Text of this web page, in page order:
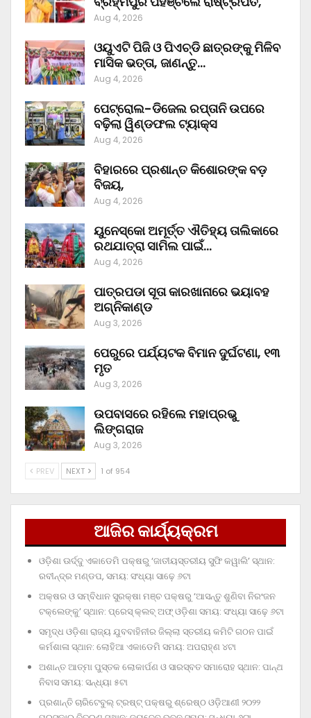
Aug 4, 2026
ଓୟୁଏଟି ପିଜି ଓ ପିଏଚ୍‌ଡି ଛାତ୍ରଙ୍କୁ ମିଳିବ
ମାସିକ ଭତ୍ତା, ଜାଣନ୍ତୁ…
Aug 4, 2026
ପେଟ୍ରୋଲ-ଡିଜେଲ ରପ୍ତାନି ଉପରେ
ବଢ଼ିଲା ୱିଣ୍ଡଫଲ ଟ୍ୟାକ୍ସ
Aug 4, 2026
ବିହାରରେ ପ୍ରଶାନ୍ତ କିଶୋରଙ୍କ ବଡ଼
ବିଜୟ,
Aug 4, 2026
ୟୁନେସ୍କୋ ଅମୂର୍ତ୍ତ ଐତିହ୍ୟ ତାଲିକାରେ
ରଥଯାତ୍ରା ସାମିଲ ପାଇଁ…
Aug 4, 2026
ପାତ୍ରପଡା ସୂତା କାରଖାନାରେ ଭୟାବହ
ଅଗ୍ନିକାଣ୍ଡ
Aug 3, 2026
ପେରୁରେ ପର୍ଯ୍ୟଟକ ବିମାନ ଦୁର୍ଘଟଣା, ୧୩
ମୃତ
Aug 3, 2026
ଉପବାସରେ ରହିଲେ ମହାପ୍ରଭୁ
ଲିଙ୍ଗରାଜ
Aug 3, 2026
PREV NEXT 1 of 954
ଆଜିର କାର୍ଯ୍ୟକ୍ରମ
ଓଡ଼ିଶା ଊର୍ଦ୍ଦୁ ଏକାଡେମି ପକ୍ଷରୁ ‘ଜାତୀୟସ୍ତରୀୟ ସୁଫି କୱାଲି’ ସ୍ଥାନ:
ରବୀନ୍ଦ୍ର ମଣ୍ଡପ, ସମୟ: ସଂଧ୍ୟା ସାଢ଼େ ୬ଟା
ଅକ୍ଷର ଓ ସମ୍ବିଧାନ ସୁରକ୍ଷା ମଞ୍ଚ ପକ୍ଷରୁ ‘ଆସନ୍ତୁ ଶୁଣିବା ନିରଂଜନ
ଟକ୍‌ଲେଙ୍କୁ’ ସ୍ଥାନ: ପ୍ରେସ୍‌ କ୍ଲବ୍‌ ଅଫ୍‌ ଓଡ଼ିଶା ସମୟ: ସଂଧ୍ୟା ସାଢ଼େ ୬ଟା
ସମୃଦ୍ଧ ଓଡ଼ିଶା ରାଜ୍ୟ ଯୁବବାହିନୀର ଜିଲ୍ଲା ସ୍ତରୀୟ କମିଟି ଗଠନ ପାଇଁ
କର୍ମଶାଳା ସ୍ଥାନ: ଲୋହିଆ ଏକାଡେମି ସମୟ: ଅପରାହ୍‌ଣ ୪ଟା
ଅଶାନ୍ତ ଆତ୍ମା ପୁସ୍ତକ ଲୋକାର୍ପଣ ଓ ସାରସ୍ବତ ସମାରୋହ ସ୍ଥାନ: ପାନ୍ଥ
ନିବାସ ସମୟ: ସନ୍ଧ୍ୟା ୫ଟା
ପ୍ରଶାନ୍ତି ଚାରିଟେବୁଲ୍‌ ଟ୍ରଷ୍ଟ୍‌ ପକ୍ଷରୁ ଶ୍ରେଷ୍ଠ ଓଡ଼ିଆଣୀ ୨୦୨୨